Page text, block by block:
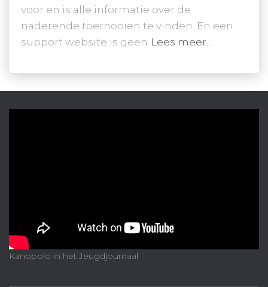
voor en is alle informatie over de
naderende toernooien te vinden. En een
support website is geen Lees meer…
Kanopolo in het Jeugdjournaal